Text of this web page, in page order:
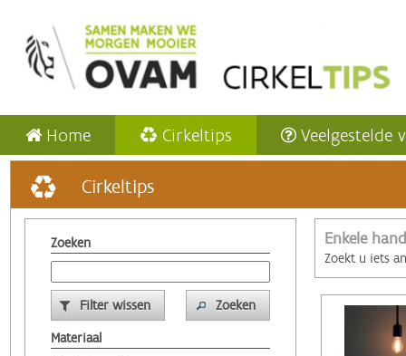
Home Cirkeltips Veelgestelde
Cirkeltips
Zoeken
Filter wissen
Zoeken
Materiaal
Enkele
Zoekt u iets